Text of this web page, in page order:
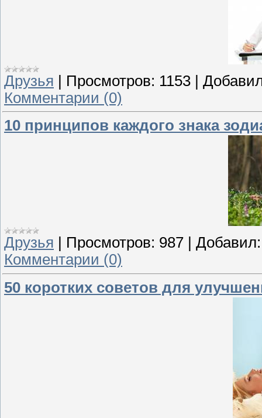
Друзья | Просмотров: 1153 |
Комментарии (0)
10 принципов каждого знака
Друзья Просмотров: 987
Добавил:
Комментарии (0)
50 коротких советов для